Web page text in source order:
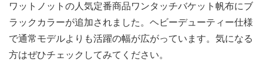
ワットノットの人気定番商品ワンタッチバケット帆布にブ
ラックカラーが追加されました。ヘビーデューティー仕様
で通常モデルよりも活躍の幅が広がっています。気になる
方はぜひチェックしてみてください。